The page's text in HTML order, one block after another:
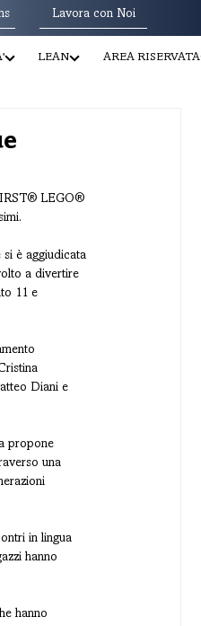
Lavora con Noi
LEAN AREA RISERVATA
LEGO®
è aggiudicata
a divertire
11 e
Diani e
propone
una
in lingua
hanno
hanno